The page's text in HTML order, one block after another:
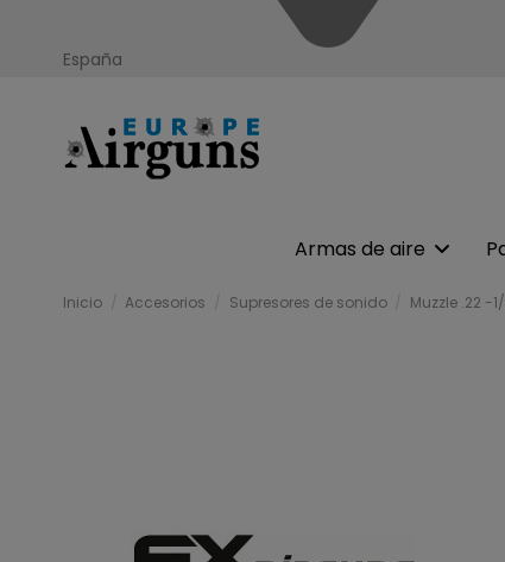
España
Armas de aire
Inicio Accesorios Supresores de sonido Muzzle .22 -